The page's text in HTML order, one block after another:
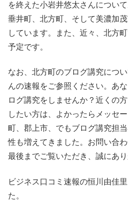
を終えた小岩井悠太さんについ
垂井町、北方町、そして美濃加
しています。また、近々、北方
予定です。
なお、北方町のブログ講究につ
んの速報をご参照ください。あ
ログ講究をしませんか？近くの
したい方は、よかったらメッセ
町、郡上市、でもブログ講究担
性も増えてきました。お問い合
最後までご覧いただき、誠にあ
ビジネス口コミ速報の恒川由佳
た。